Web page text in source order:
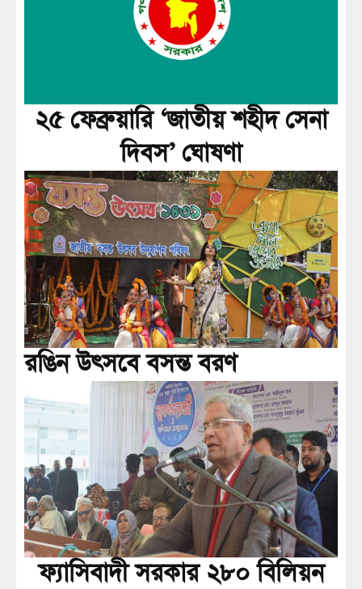
২৫ ফেব্রুয়ারি ‘জাতীয় শহীদ সেনা
দিবস’ ঘোষণা
রঙিন উৎসবে বসন্ত বরণ
ফ্যাসিবাদী সরকার ২৮০ বিলিয়ন